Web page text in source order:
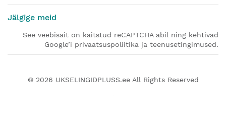
Jälgige meid
See veebisait on kaitstud reCAPTCHA abil ning kehtivad
Google’i privaatsuspoliitika ja teenusetingimused.
© 2026 UKSELINGIDPLUSS.eeAll Rights Reserved